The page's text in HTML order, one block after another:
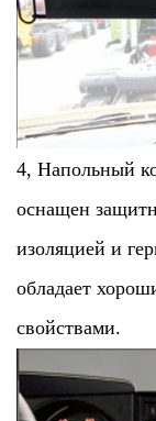
4, Напольный
оснащен
изоляцией и
обладает
свойствами.